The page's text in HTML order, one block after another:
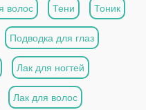
волос Тени Тоник
Подводка для глаз
Лак для ногтей
Лак для волос